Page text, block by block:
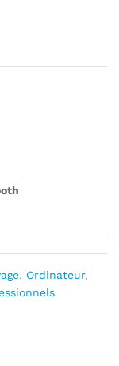
, Ordinateur,